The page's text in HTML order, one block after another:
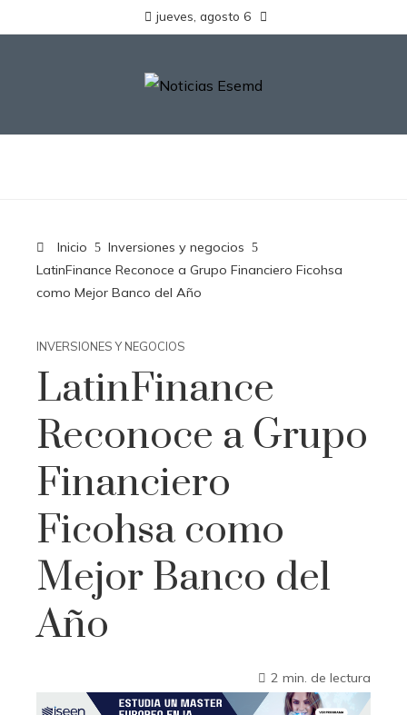
jueves, agosto 6
Inicio
Inversiones y negocios
LatinFinance Reconoce a Grupo Financiero Ficohsa
como Mejor Banco del Año
INVERSIONES Y NEGOCIOS
LatinFinance
Reconoce a Grupo
Financiero
Ficohsa como
Mejor Banco del
Año
2 min. de lectura